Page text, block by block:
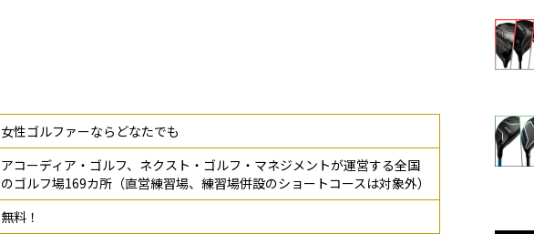
女性ゴルファーならどなたでも
アコーディア・ゴルフ、ネクスト・ゴルフ・マネジメントが運営する全国
のゴルフ場169カ所（直営練習場、練習場併設のショートコースは対象外）
無料！